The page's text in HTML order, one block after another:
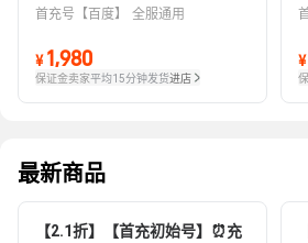
首充号【百度】 全服通用
¥ 1,980
保证金卖家平均15分钟发货进店
¥
最新商品
【2.1折】【首充初始号】⏰充